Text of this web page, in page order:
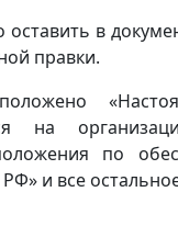
в
правки.
на
по
и все